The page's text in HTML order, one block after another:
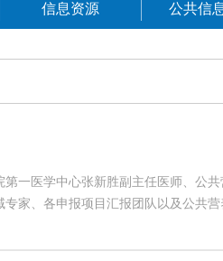
信息资源 公共信
一医学中心张新胜副主任医师、公
家、各申报项目汇报团队以及公共